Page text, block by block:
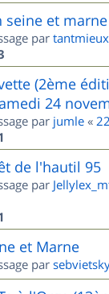
seine et
par tantmieux
(2ème
24
par jumle «
de l'hautil 95
par
et Marne
par